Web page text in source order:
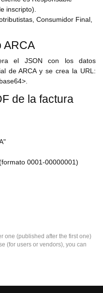
inscripto).
Consumidor Final,
ARCA
el JSON con los datos
de ARCA y se crea la URL:
de la factura
0001-00000001)
one (published after the first one)
(for users or vendors), you can